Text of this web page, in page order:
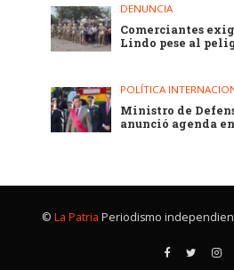
DENUNCIA
Comerciantes
Lindo pese al
POLÍTICA
Ministro de
anunció agenda
© La Patria Periodismo